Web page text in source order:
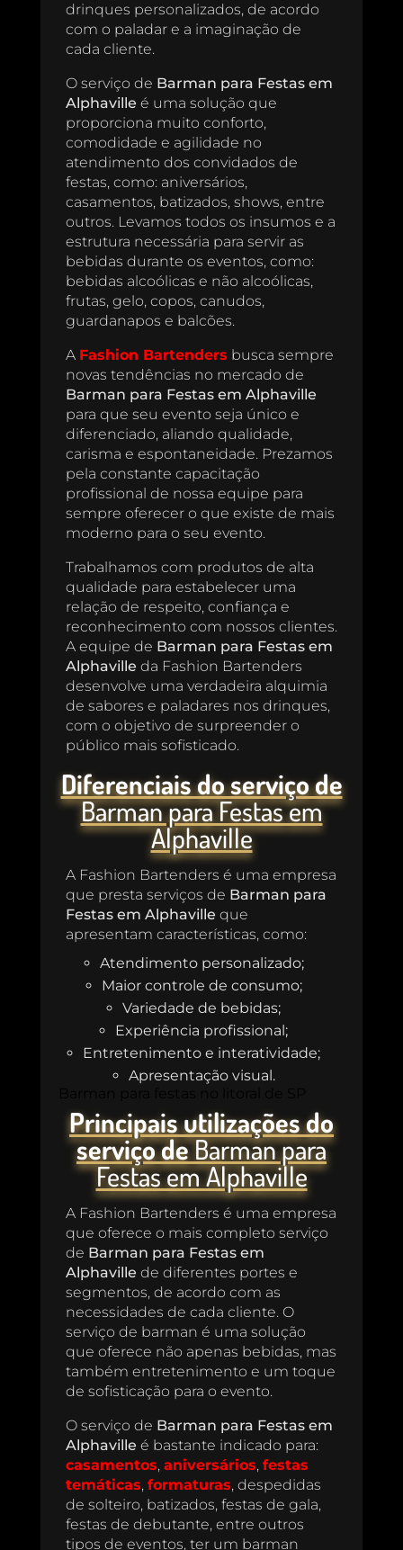
drinques personalizados, de acordo
com o paladar e a imaginação de
cada cliente.
O serviço de Barman para Festas em
Alphaville é uma solução que
proporciona muito conforto,
comodidade e agilidade no
atendimento dos convidados de
festas, como: aniversários,
casamentos, batizados, shows, entre
outros. Levamos todos os insumos e a
estrutura necessária para servir as
bebidas durante os eventos, como:
bebidas alcoólicas e não alcoólicas,
frutas, gelo, copos, canudos,
guardanapos e balcões.
A Fashion Bartenders busca sempre
novas tendências no mercado de
Barman para Festas em Alphaville
para que seu evento seja único e
diferenciado, aliando qualidade,
carisma e espontaneidade. Prezamos
pela constante capacitação
profissional de nossa equipe para
sempre oferecer o que existe de mais
moderno para o seu evento.
Trabalhamos com produtos de alta
qualidade para estabelecer uma
relação de respeito, confiança e
reconhecimento com nossos clientes.
A equipe de Barman para Festas em
Alphaville da Fashion Bartenders
desenvolve uma verdadeira alquimia
de sabores e paladares nos drinques,
com o objetivo de surpreender o
público mais sofisticado.
Diferenciais do serviço de
Barman para Festas em
Alphaville
A Fashion Bartenders é uma empresa
que presta serviços de Barman para
Festas em Alphaville que
apresentam características, como:
Atendimento personalizado;
Maior controle de consumo;
Variedade de bebidas;
Experiência profissional;
Entretenimento e interatividade;
Apresentação visual.
Principais utilizações do
serviço deBarman para
Festas em Alphaville
A Fashion Bartenders é uma empresa
que oferece o mais completo serviço
de Barman para Festas em
Alphaville de diferentes portes e
segmentos, de acordo com as
necessidades de cada cliente. O
serviço de barman é uma solução
que oferece não apenas bebidas, mas
também entretenimento e um toque
de sofisticação para o evento.
O serviço de Barman para Festas em
Alphaville é bastante indicado para:
casamentos, aniversários, festas
temáticas, formaturas, despedidas
de solteiro, batizados, festas de gala,
festas de debutante, entre outros
tipos de eventos, ter um barman